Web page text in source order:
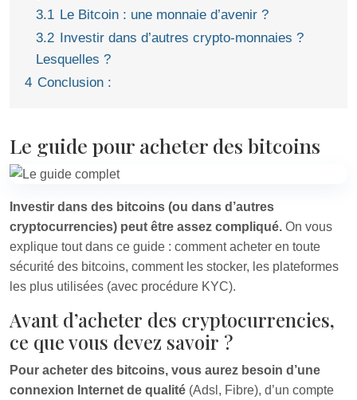
3.1 Le Bitcoin : une monnaie d’avenir ?
3.2 Investir dans d’autres crypto-monnaies ?
Lesquelles ?
4 Conclusion :
Le guide pour acheter des bitcoins
Investir dans des bitcoins (ou dans d’autres
cryptocurrencies) peut être assez compliqué. On vous
explique tout dans ce guide : comment acheter en toute
sécurité des bitcoins, comment les stocker, les plateformes
les plus utilisées (avec procédure KYC).
Avant d’acheter des cryptocurrencies,
ce que vous devez savoir ?
Pour acheter des bitcoins, vous aurez besoin d’une
connexion Internet de qualité (Adsl, Fibre), d’un compte